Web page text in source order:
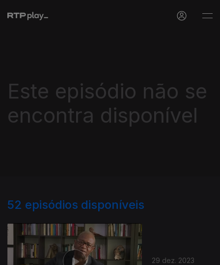
Este episódio não se
encontra disponível
52 episódios disponíveis
29 dez. 2023